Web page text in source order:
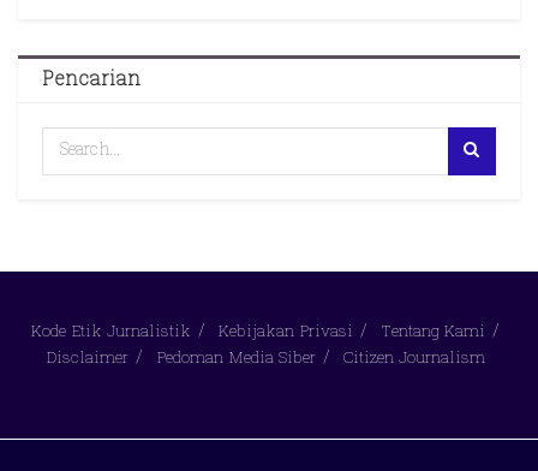
Pencarian
Kode Etik Jurnalistik Kebijakan Privasi
Tentang Kami
Disclaimer
Pedoman Media Siber Citizen Journalism